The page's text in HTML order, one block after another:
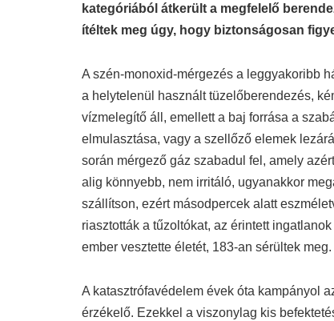
kategóriából átkerült a megfelelő
ítéltek meg úgy, hogy biztonságosan
A szén-monoxid-mérgezés a leggyakoribb
a helytelenül használt tüzelőberendezés,
vízmelegítő áll, emellett a baj forrása a
elmulasztása, vagy a szellőző elemek
során mérgező gáz szabadul fel, amely
alig könnyebb, nem irritáló, ugyanakkor
szállítson, ezért másodpercek alatt
riasztották a tűzoltókat, az érintett
ember vesztette életét, 183-an sérültek meg.
A katasztrófavédelem évek óta kampányol
érzékelő. Ezekkel a viszonylag kis